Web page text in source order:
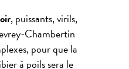
, puissants, virils,
Chambertin
pour que la
à poils sera le